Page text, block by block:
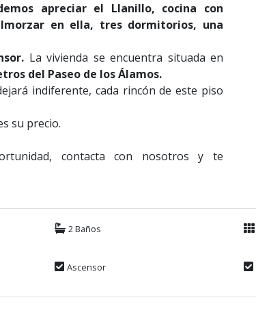
apreciar el Llanillo, cocina con
en ella, tres dormitorios, una
La vivienda se encuentra situada en
del Paseo de los Álamos.
indiferente, cada rincón de este piso
su precio.
contacta con nosotros y te
2 Baños
Ascensor